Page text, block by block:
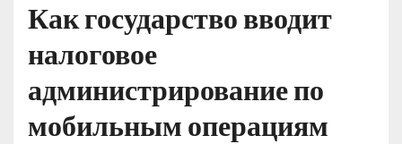
Как государство вводит
налоговое
администрирование по
мобильным операциям